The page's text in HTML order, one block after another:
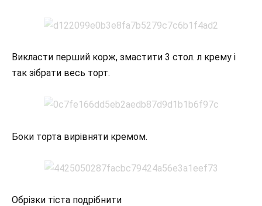
Викласти перший корж, змастити 3 стол. л крему і
так зібрати весь торт.
Боки торта вирівняти кремом.
Обрізки тіста подрібнити